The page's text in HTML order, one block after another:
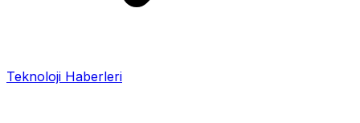
Teknoloji Haberleri